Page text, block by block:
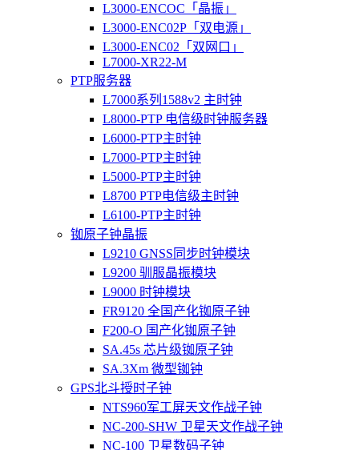
L3000-ENCOC「晶振」
L3000-ENC02P「双电源」
L3000-ENC02「双网口」
L7000-XR22-M
PTP服务器
L7000系列1588v2 主时钟
L8000-PTP 电信级时钟服务器
L6000-PTP主时钟
L7000-PTP主时钟
L5000-PTP主时钟
L8700 PTP电信级主时钟
L6100-PTP主时钟
铷原子钟晶振
L9210 GNSS同步时钟模块
L9200 驯服晶振模块
L9000 时钟模块
FR9120 全国产化铷原子钟
F200-O 国产化铷原子钟
SA.45s 芯片级铷原子钟
SA.3Xm 微型铷钟
GPS北斗授时子钟
NTS960军工屏天文作战子钟
NC-200-SHW 卫星天文作战子钟
NC-100 卫星数码子钟